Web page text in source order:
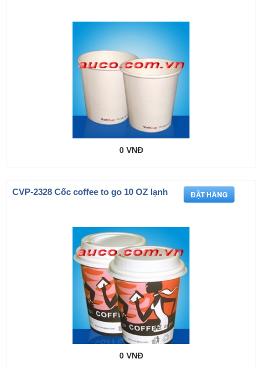
0 VNĐ
CVP-2328 Cốc coffee to go 10 OZ lạnh
0 VNĐ